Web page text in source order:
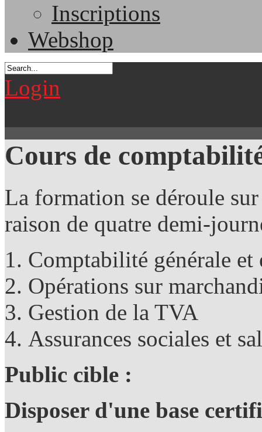
Inscriptions
Webshop
Login
Cours de
La formation se déroule
raison de quatre demi-
Comptabilité générale et
Opérations sur
Gestion de la TVA
Assurances sociales et
Public cible :
Disposer d'une base